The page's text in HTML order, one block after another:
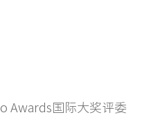
Awards国际大奖评委